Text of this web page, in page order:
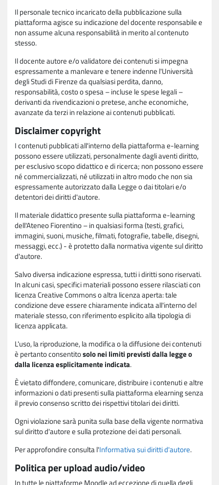
Il personale tecnico incaricato della pubblicazione sulla
piattaforma agisce su indicazione del docente responsabile e
non assume alcuna responsabilità in merito al contenuto
stesso.
Il docente autore e/o validatore dei contenuti si impegna
espressamente a manlevare e tenere indenne l'Università
degli Studi di Firenze da qualsiasi perdita, danno,
responsabilità, costo o spesa – incluse le spese legali –
derivanti da rivendicazioni o pretese, anche economiche,
avanzate da terzi in relazione ai contenuti pubblicati.
Disclaimer copyright
I contenuti pubblicati all'interno della piattaforma e-learning
possono essere utilizzati, personalmente dagli aventi diritto,
per esclusivo scopo didattico e di ricerca; non possono essere
né commercializzati, né utilizzati in altro modo che non sia
espressamente autorizzato dalla Legge o dai titolari e/o
detentori dei diritti d'autore.
Il materiale didattico presente sulla piattaforma e-learning
dell'Ateneo Fiorentino – in qualsiasi forma (testi, grafici,
immagini, suoni, musiche, filmati, fotografie, tabelle, disegni,
messaggi, ecc.) - è protetto dalla normativa vigente sul diritto
d'autore.
Salvo diversa indicazione espressa, tutti i diritti sono riservati.
In alcuni casi, specifici materiali possono essere rilasciati con
licenza Creative Commons o altra licenza aperta: tale
condizione deve essere chiaramente indicata all'interno del
materiale stesso, con riferimento esplicito alla tipologia di
licenza applicata.
L'uso, la riproduzione, la modifica o la diffusione dei contenuti
è pertanto consentitosolo nei limiti previsti dalla legge o
dalla licenza esplicitamente indicata.
È vietato diffondere, comunicare, distribuire i contenuti e altre
informazioni o dati presenti sulla piattaforma elearning senza
il previo consenso scritto dei rispettivi titolari dei diritti.
Ogni violazione sarà punita sulla base della vigente normativa
sul diritto d'autore e sulla protezione dei dati personali.
Per approfondire consulta l'Informativa sui diritti d'autore.
Politica per upload audio/video
In tutte le piattaforme Moodle ad eccezione di quella degli